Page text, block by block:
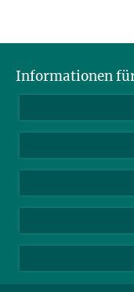
Informationen
Studenten
Journalisten